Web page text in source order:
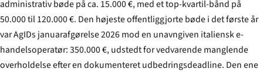
administrativ bøde på ca. 15.000 €, med et top-kvartil-bånd på
50.000 til 120.000 €. Den højeste offentliggjorte bøde i det første år
var AgIDs januarafgørelse 2026 mod en unavngiven italiensk e-
handelsoperatør: 350.000 €, udstedt for vedvarende manglende
overholdelse efter en dokumenteret udbedringsdeadline. Den ene